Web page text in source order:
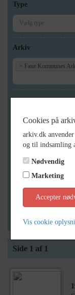
Type
Arkiv
× Faxe Kommunes
Geografi
Generelt
Vis kun med billeder
Vis kun med
Vis kun med
Vis kun med geo-tag
Side 1 af 1
Cookies på
arkiv.dk
og til indsamling
Nødvendig
Marketing
Accepter
Vis cookie